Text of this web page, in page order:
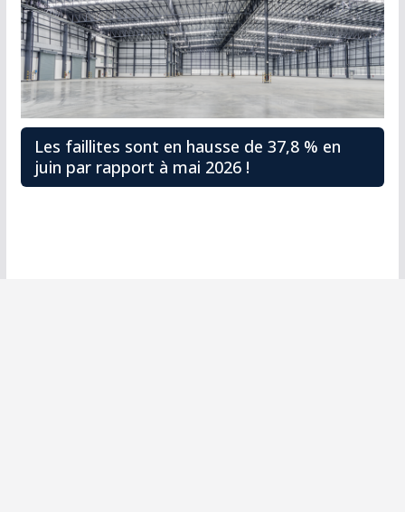
Les faillites sont en hausse de 37,8 % en
juin par rapport à mai 2026 !